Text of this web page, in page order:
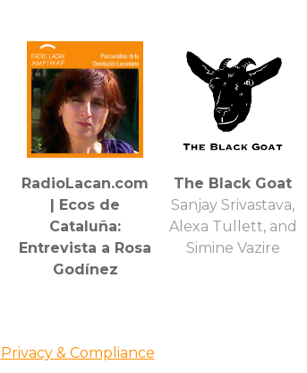
RadioLacan.com
| Ecos de
Cataluña:
Entrevista a Rosa
Godínez
The Black Goat
Sanjay Srivastava,
Alexa Tullett, and
Simine Vazire
Privacy & Compliance